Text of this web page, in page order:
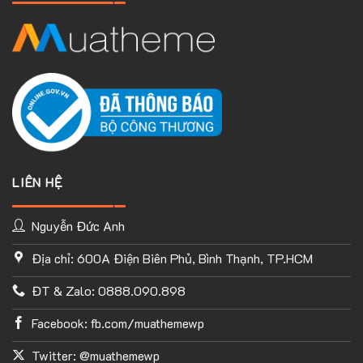
TÙY CHỈNH WEBSITE THEO PHONG CÁCH CỦA BẠN
Với thư viện ứng dụng khổng lồ và UX Builder, bạn có thể tự
tay thiết kế website của mình tùy ý mà không cần đến khả
năng coding. Chỉ cần hình dung ra ý tưởng của mình và
Flatsome sẽ giúp bạn hoàn thành phần việc còn lại.
LIÊN HỆ
Nguyễn Đức Anh
Địa chỉ: 600A Điện Biên Phủ, Bình Thạnh, TP.HCM
ĐT & Zalo: 0888.090.898
Facebook: fb.com/muathemewp
Twitter: @muathemewp